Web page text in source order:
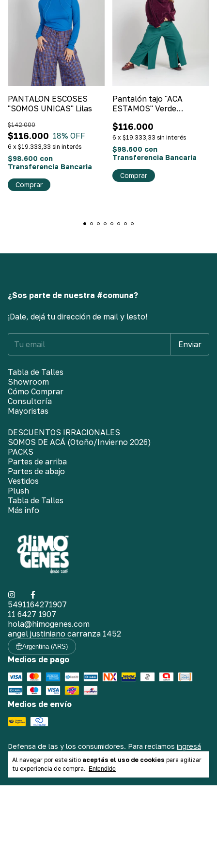
Al navegar por este sitio aceptás el uso de cookies para agilizar
tu experiencia de compra.
Entendido
PANTALON ESCOSES
"SOMOS UNICAS" Lilas
$116.000
$142.000
18% OFF
6 x $19.333,33 sin interés
$98.600 con
Transferencia Bancaria
Comprar
Pantalón tajo "ACA
ESTAMOS" Verde
$116.000
6 x $19.333,33 sin interés
$98.600 con
Transferencia Bancaria
Comprar
¿Sos parte de nuestra #comuna?
¡Dale, dejá tu dirección de mail y lesto!
Tabla de Talles
Showroom
Cómo Comprar
Consultoría
Mayoristas
DESCUENTOS IRRACIONALES
SOMOS DE ACÁ (Otoño/Invierno 2026)
PACKS
Partes de arriba
Partes de abajo
Vestidos
Plush
Tabla de Talles
Más info
5491164271907
11 6427 1907
hola@himogenes.com
angel justiniano carranza 1452
Argentina (ARS)
Medios de pago
Medios de envío
Defensa de las y los consumidores. Para reclamos ingresá
acá. / Botón de arrepentimiento